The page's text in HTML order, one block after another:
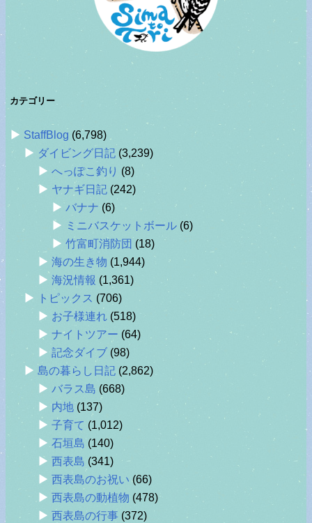
カテゴリー
StaffBlog (6,798)
ダイビング日記 (3,239)
へっぽこ釣り (8)
ヤナギ日記 (242)
バナナ (6)
ミニバスケットボール (6)
竹富町消防団 (18)
海の生き物 (1,944)
海況情報 (1,361)
トピックス (706)
お子様連れ (518)
ナイトツアー (64)
記念ダイブ (98)
島の暮らし日記 (2,862)
バラス島 (668)
内地 (137)
子育て (1,012)
石垣島 (140)
西表島 (341)
西表島のお祝い (66)
西表島の動植物 (478)
西表島の行事 (372)